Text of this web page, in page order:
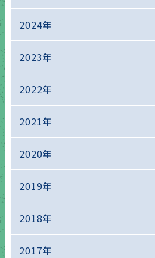
2024年
2023年
2022年
2021年
2020年
2019年
2018年
2017年